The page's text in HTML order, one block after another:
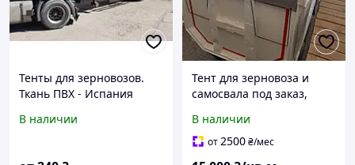
Тенты для зерновозов.
Ткань ПВХ - Испания
В наличии
Тент для зерновоза и
самосвала под заказ,
автомобильных тентов
ПВХ 650+
В наличии
от2500₴/мес